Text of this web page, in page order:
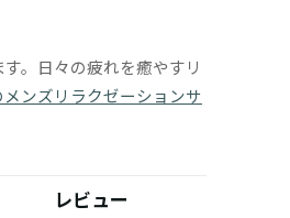
。日々の疲れを癒やすリ
ンズリラクゼーションサ
レビュー